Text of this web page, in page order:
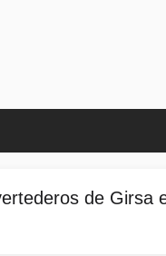
de Girsa